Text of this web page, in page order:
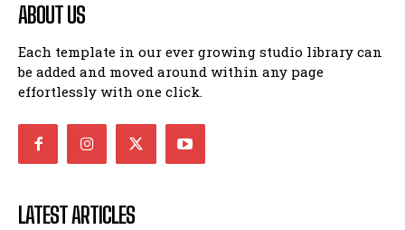
ABOUT US
Each template in our ever growing studio library can
be added and moved around within any page
effortlessly with one click.
LATEST ARTICLES